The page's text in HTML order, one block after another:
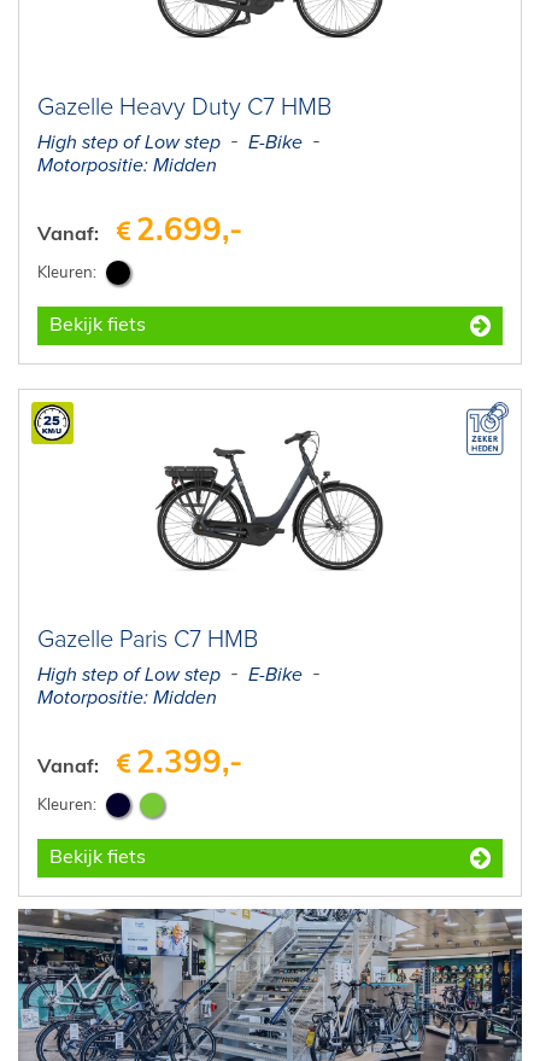
E-Bike private shopping
Gazelle Paris C7 HMB
High step of Low step
E-Bike
Motorpositie: Midden
Vanaf: 2.399,-
Bekijk fiets
Gazelle Heavy Duty C7 HMB
High step of Low step
E-Bike
Motorpositie: Midden
Vanaf: 2.699,-
Bekijk fiets